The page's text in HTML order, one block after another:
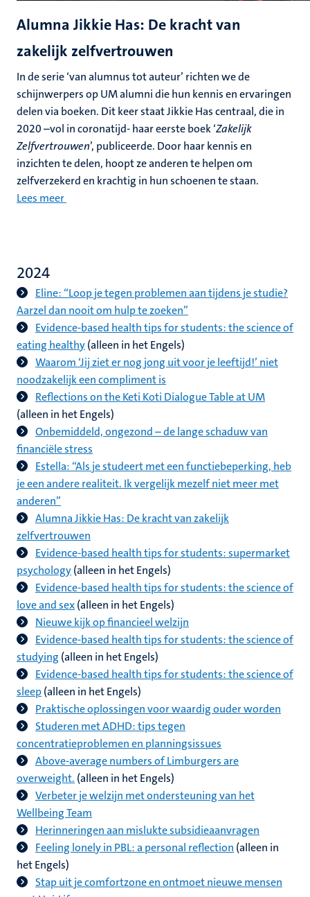
Alumna Jikkie Has: De kracht van
zakelijk zelfvertrouwen
In de serie ‘van alumnus tot auteur’ richten we de
schijnwerpers op UM alumni die hun kennis en ervaringen
delen via boeken. Dit keer staat Jikkie Has centraal, die in
2020 –vol in coronatijd- haar eerste boek ‘Zakelijk
Zelfvertrouwen’, publiceerde. Door haar kennis en
inzichten te delen, hoopt ze anderen te helpen om
zelfverzekerd en krachtig in hun schoenen te staan.
Lees meer
2024
Eline: “Loop je tegen problemen aan tijdens je studie?
Aarzel dan nooit om hulp te zoeken”
Evidence-based health tips for students: the science of
eating healthy(alleen in het Engels)
Waarom ‘Jij ziet er nog jong uit voor je leeftijd!’ niet
noodzakelijk een compliment is
Reflections on the Keti Koti Dialogue Table at UM
(alleen in het Engels)
Onbemiddeld, ongezond – de lange schaduw van
financiële stress
Estella: “Als je studeert met een functiebeperking, heb
je een andere realiteit. Ik vergelijk mezelf niet meer met
anderen”
Alumna Jikkie Has: De kracht van zakelijk
zelfvertrouwen
Evidence-based health tips for students: supermarket
psychology(alleen in het Engels)
Evidence-based health tips for students: the science of
love and sex(alleen in het Engels)
Nieuwe kijk op financieel welzijn
Evidence-based health tips for students: the science of
studying (alleen in het Engels)
Evidence-based health tips for students: the science of
sleep(alleen in het Engels)
Praktische oplossingen voor waardig ouder worden
Studeren met ADHD: tips tegen
concentratieproblemen en planningsissues
Above-average numbers of Limburgers are
overweight. (alleen in het Engels)
Verbeter je welzijn met ondersteuning van het
Wellbeing Team
Herinneringen aan mislukte subsidieaanvragen
Feeling lonely in PBL: a personal reflection (alleen in
het Engels)
Stap uit je comfortzone en ontmoet nieuwe mensen